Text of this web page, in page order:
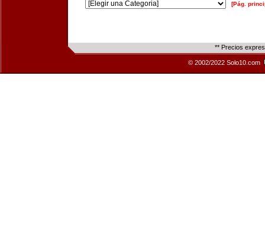
[Pág.
** Precios
© 2002/2022 Solo10.com